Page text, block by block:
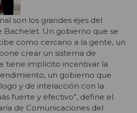
son los grandes ejes del
Bachelet. Un gobierno que se
como cercano a la gente, un
crear un sistema de
tiene implícito incentivar la
un gobierno que
y de interacción con la
fuerte y efectivo”, define el
de Comunicaciones del